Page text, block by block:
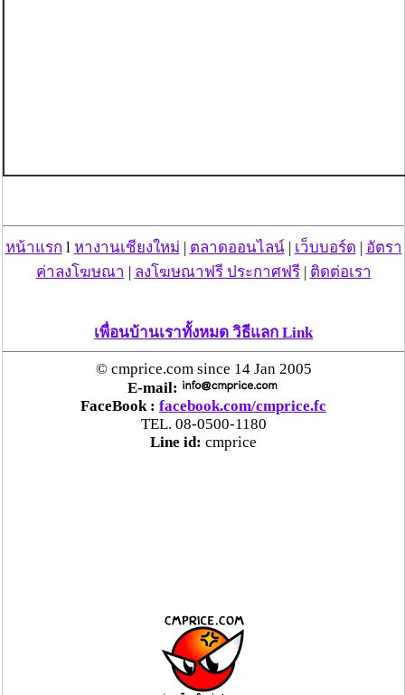
หน้าแรก l หางานเชียงใหม่ | ตลาดออนไลน์| เว็บบอร์ด | อัตรา
ค่าลงโฆษณา | ลงโฆษณาฟรี ประกาศฟรี| ติดต่อเรา
เพื่อนบ้านเราทั้งหมด วิธีแลก Link
© cmprice.com since 14 Jan 2005
E-mail:
FaceBook : facebook.com/cmprice.fc
TEL. 08-0500-1180
Line id: cmprice